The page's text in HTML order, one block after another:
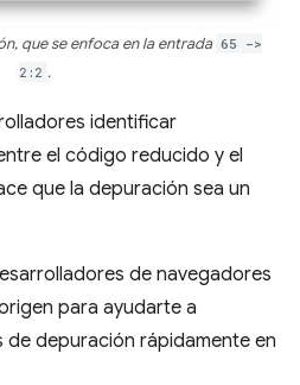
que se enfoca en la entrada 65 ->
2:2 .
identificar
el código reducido y el
que la depuración sea un
de navegadores
para ayudarte a
depuración rápidamente en